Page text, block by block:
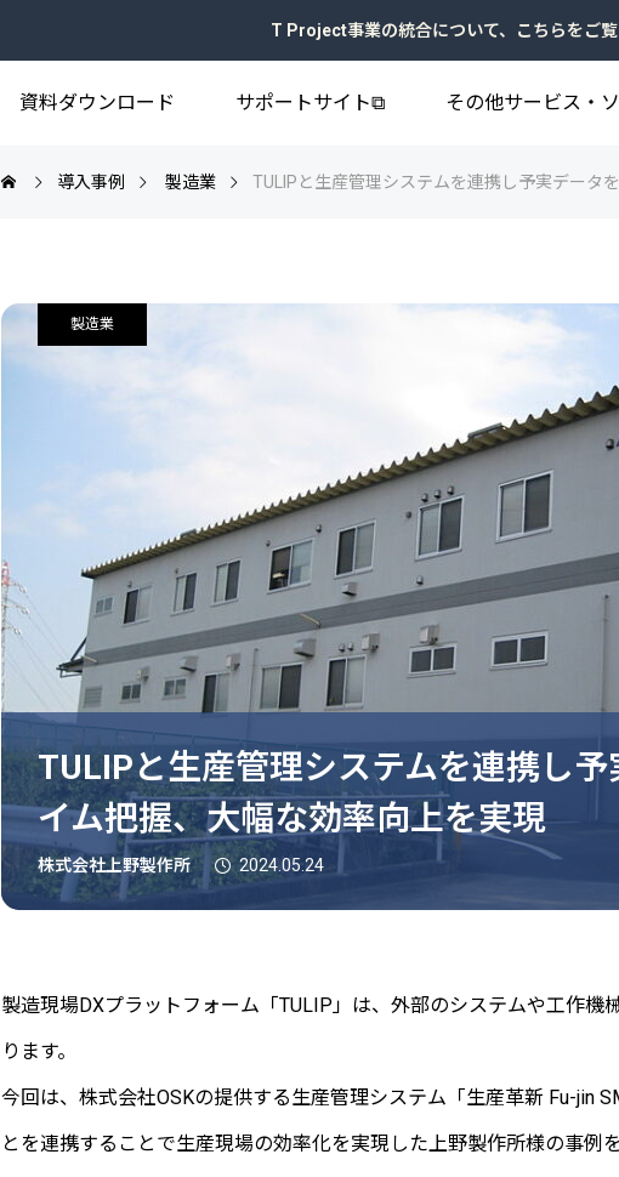
T Project事業の統合について、こちらをご覧
資料ダウンロード サポートサイト⧉ その他サービス・
活用例
導入事例 製造業 TULIPと生産管理システムを連携し予実データ
TULIPと生産管理システムを連携し
イム把握、大幅な効率向上を実現
株式会社上野製作所 2024.05.24
製造業
製造現場DXプラットフォーム「TULIP」は、外部のシステムや工作機
ります。
今回は、株式会社OSKの提供する生産管理システム「生産革新 Fu-jin
とを連携することで生産現場の効率化を実現した上野製作所様の事例を